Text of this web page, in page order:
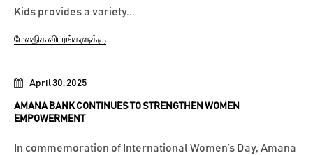
April 30, 2025
AMANA BANK CONTINUES TO STRENGTHEN WOMEN
EMPOWERMENT
In commemoration of International Women’s Day, Amana
Kids provides a variety...
மேலதிக விபரங்களுக்கு